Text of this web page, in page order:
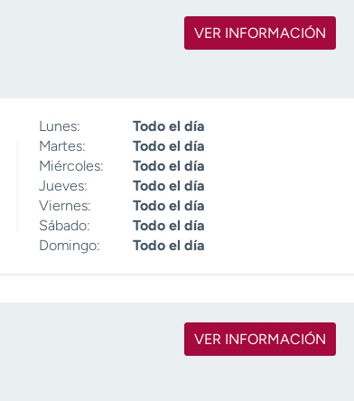
VER INFORMACIÓN
Lunes:
Todo el día
Martes:
Todo el día
Miércoles:
Todo el día
Jueves:
Todo el día
Viernes:
Todo el día
Sábado:
Todo el día
Domingo:
Todo el día
VER INFORMACIÓN